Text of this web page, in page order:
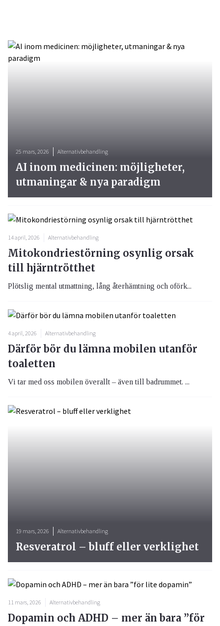
14 april, 2026 Alternativbehandling
Mitokondriestörning osynlig orsak
till hjärntrötthet
Plötslig mental utmattning, lång återhämtning och oförk...
4 april, 2026 Alternativbehandling
Därför bör du lämna mobilen utanför
toaletten
Vi tar med oss mobilen överallt – även till badrummet. ...
25 mars, 2026 Alternativbehandling
AI inom medicinen: möjligheter,
utmaningar & nya paradigm
19 mars, 2026 Alternativbehandling
Resveratrol – bluff eller verklighet
11 mars, 2026 Alternativbehandling
Dopamin och ADHD – mer än bara ”för